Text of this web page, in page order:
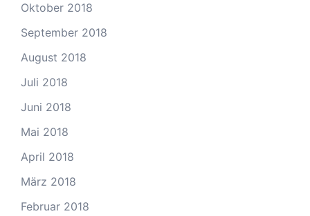
Oktober 2018
September 2018
August 2018
Juli 2018
Juni 2018
Mai 2018
April 2018
März 2018
Februar 2018